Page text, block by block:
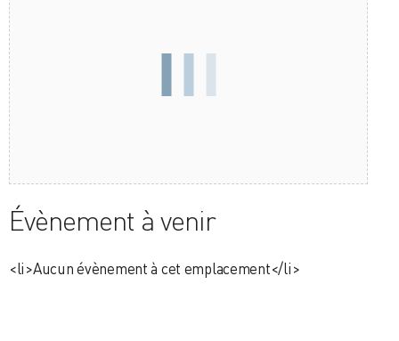
Évènement à venir
<li>Aucun évènement à cet emplacement</li>